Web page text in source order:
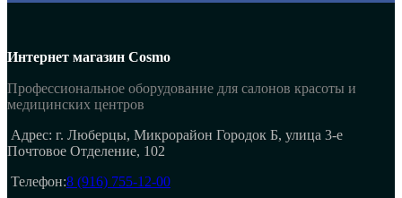
Интернет магазин Cosmo
Профессиональное оборудование для салонов красоты и
медицинских центров
Адрес: г. Люберцы, Микрорайон Городок Б, улица 3-е
Почтовое Отделение, 102
Телефон:8 (916) 755-12-00